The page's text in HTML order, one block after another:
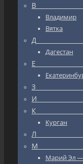
В_________________
Владимир
Вятка
Д_________________
Дагестан
Е_________________
З_________________
И_________________
К_________________
Курган
Л_________________
Марий Эл